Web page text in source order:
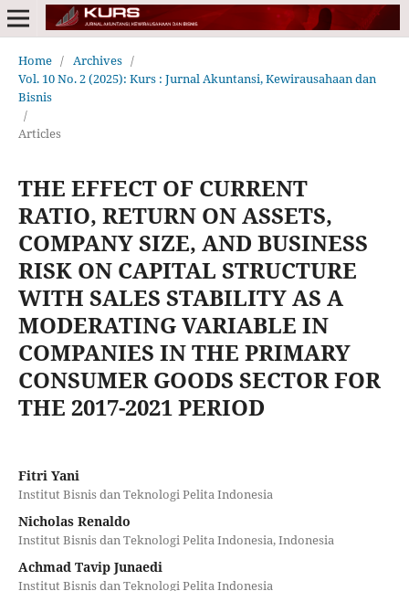
Home / Archives /
Vol. 10 No. 2 (2025): Kurs : Jurnal Akuntansi, Kewirausahaan dan
Bisnis
/
Articles
THE EFFECT OF CURRENT
RATIO, RETURN ON ASSETS,
COMPANY SIZE, AND BUSINESS
RISK ON CAPITAL STRUCTURE
WITH SALES STABILITY AS A
MODERATING VARIABLE IN
COMPANIES IN THE PRIMARY
CONSUMER GOODS SECTOR FOR
THE 2017-2021 PERIOD
Fitri Yani
Institut Bisnis dan Teknologi Pelita Indonesia
Nicholas Renaldo
Institut Bisnis dan Teknologi Pelita Indonesia, Indonesia
Achmad Tavip Junaedi
Institut Bisnis dan Teknologi Pelita Indonesia